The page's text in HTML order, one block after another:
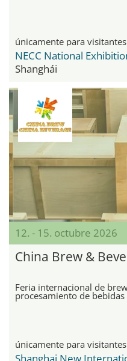
únicamente para
Shanghái
12. - 15. octubre 2026
China Brew &
Feria internacional de
procesamiento de
únicamente para